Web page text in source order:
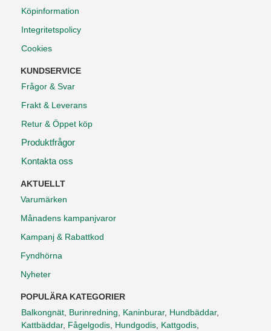
Köpinformation
Integritetspolicy
Cookies
KUNDSERVICE
Frågor & Svar
Frakt & Leverans
Retur & Öppet köp
Produktfrågor
Kontakta oss
AKTUELLT
Varumärken
Månadens kampanjvaror
Kampanj & Rabattkod
Fyndhörna
Nyheter
POPULÄRA KATEGORIER
Balkongnät, Burinredning, Kaninburar, Hundbäddar,
Kattbäddar, Fågelgodis, Hundgodis, Kattgodis,